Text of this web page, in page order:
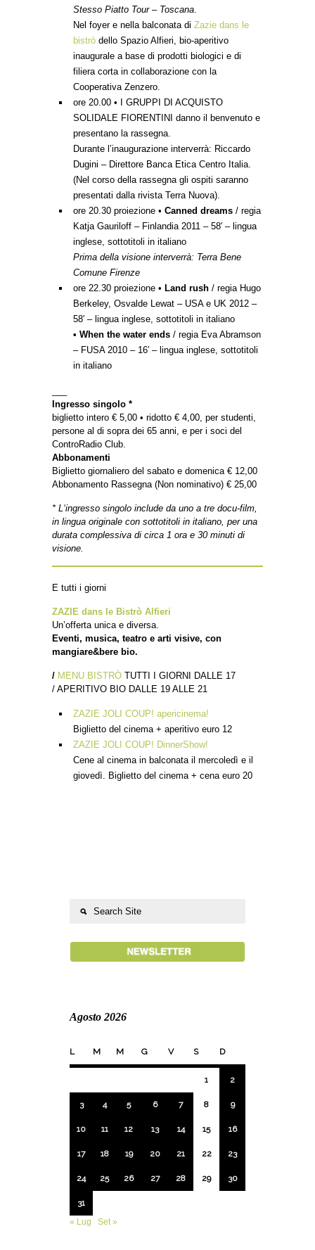
Stesso Piatto Tour – Toscana
Nel foyer e nella balconata di Zazie dans le
bistrò dello Spazio Alfieri, bio-aperitivo
inaugurale a base di prodotti biologici e di
filiera corta in collaborazione con la
Cooperativa Zenzero.
ore 20.00 • I GRUPPI DI ACQUISTO
SOLIDALE FIORENTINI danno il benvenuto e
presentano la rassegna.
Durante l’inaugurazione interverrà: Riccardo
Dugini – Direttore Banca Etica Centro Italia.
(Nel corso della rassegna gli ospiti saranno
presentati dalla rivista Terra Nuova).
ore 20.30 proiezione • Canned dreams / regia
Katja Gauriloff – Finlandia 2011 – 58′ – lingua
inglese, sottotitoli in italiano
Prima della visione interverrà: Terra Bene
Comune Firenze
ore 22.30 proiezione • Land rush / regia Hugo
Berkeley, Osvalde Lewat – USA e UK 2012 –
58′ – lingua inglese, sottotitoli in italiano
• When the water ends / regia Eva Abramson
– FUSA 2010 – 16′ – lingua inglese, sottotitoli
in italiano
Ingresso singolo *
biglietto intero € 5,00 • ridotto € 4,00, per studenti,
persone al di sopra dei 65 anni, e per i soci del
ControRadio Club.
Abbonamenti
Biglietto giornaliero del sabato e domenica € 12,00
Abbonamento Rassegna (Non nominativo) € 25,00
* L‘ingresso singolo include da uno a tre docu-film,
in lingua originale con sottotitoli in italiano, per una
durata complessiva di circa 1 ora e 30 minuti di
visione.
E tutti i giorni
ZAZIE dans le Bistrò Alfieri
Un’offerta unica e diversa.
Eventi, musica, teatro e arti visive, con
mangiare&bere bio.
/ MENU BISTRÒ TUTTI I GIORNI DALLE 17
/ APERITIVO BIO DALLE 19 ALLE 21
ZAZIE JOLI COUP! apericinema!
Biglietto del cinema + aperitivo euro 12
ZAZIE JOLI COUP! DinnerShow!
Cene al cinema in balconata il mercoledì e il
giovedì. Biglietto del cinema + cena euro 20
Agosto 2026
L M M G V S D
1 2
3 4 5 6 7 8 9
10 11 12 13 14 15 16
17 18 19 20 21 22 23
24 25 26 27 28 29 30
31
« Lug
Set »